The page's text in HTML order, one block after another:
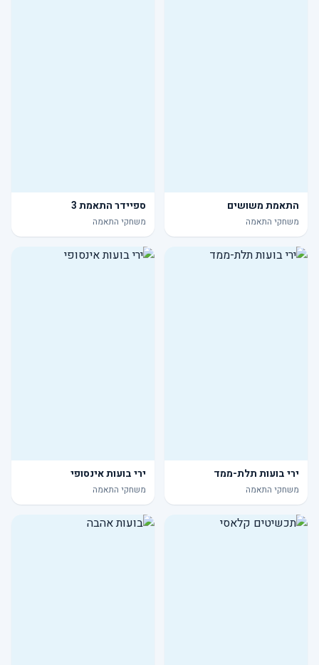
התאמת משושים
משחקי התאמה
ספיידר התאמת 3
משחקי התאמה
ירי בועות תלת-ממד
משחקי התאמה
ירי בועות אינסופי
משחקי התאמה